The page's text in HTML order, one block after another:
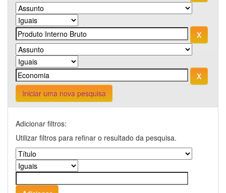
Iniciar uma nova pesquisa
Adicionar filtros:
Utilizar filtros para refinar o resultado da pesquisa.